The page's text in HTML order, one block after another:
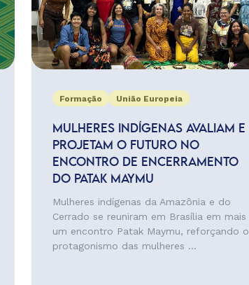
Formação União Europeia
MULHERES INDÍGENAS AVALIAM E
PROJETAM O FUTURO NO
ENCONTRO DE ENCERRAMENTO
DO PATAK MAYMU
Mulheres indígenas da Amazônia e do
Cerrado se reuniram em Brasília em mais
um encontro Patak Maymu, reforçando o
protagonismo das mulheres ...